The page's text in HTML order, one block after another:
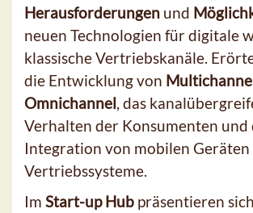
Herausforderungen und
neuen Technologien für digitale
klassische Vertriebskanäle.
die Entwicklung von
Omnichannel, das
Verhalten der Konsumenten und
Integration von mobilen Geräten
Vertriebssysteme.
Im Start-up Hub präsentieren